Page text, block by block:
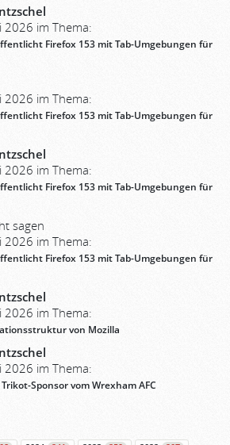
2026 im Thema:
Firefox 153 mit Tab-Umgebungen für
2026 im Thema:
Firefox 153 mit Tab-Umgebungen für
2026 im Thema:
Firefox 153 mit Tab-Umgebungen für
sagen
2026 im Thema:
Firefox 153 mit Tab-Umgebungen für
2026 im Thema:
von Mozilla
2026 im Thema:
Sponsor vom Wrexham AFC